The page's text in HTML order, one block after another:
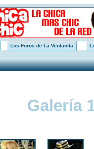
Los Foros de La Ventanita
Galería